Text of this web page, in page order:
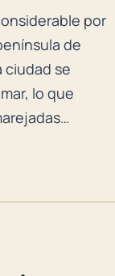
por
de
ciudad se
lo que
Las